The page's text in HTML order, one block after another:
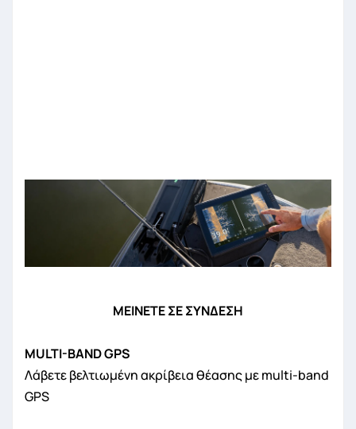
ΜΕΙΝΕΤΕ ΣΕ ΣΥΝΔΕΣΗ
MULTI-BAND GPS
Λάβετε βελτιωμένη ακρίβεια θέασης με multi-band
GPS